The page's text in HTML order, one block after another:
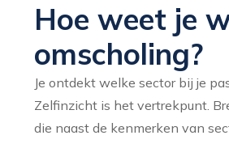
Hoe weet je
omscholing?
Je ontdekt welke sector bij je
Zelfinzicht is het vertrekpunt.
die naast de kenmerken van